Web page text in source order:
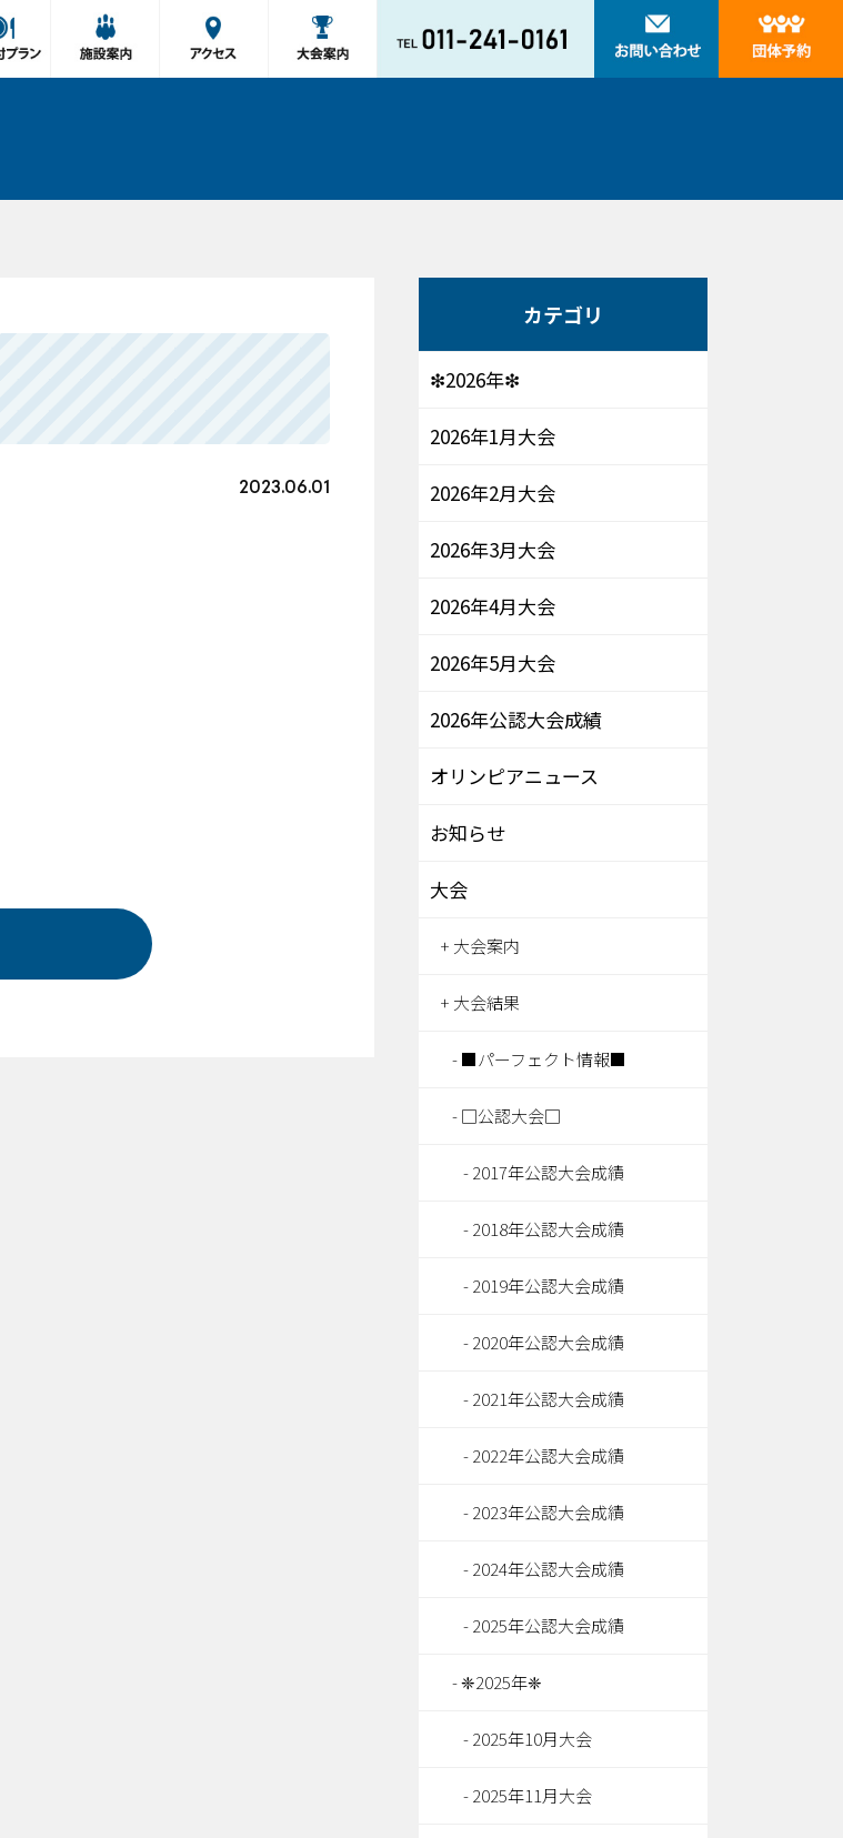
2023.06.01
カテゴリ
❇2026年❇
2026年1月大会
2026年2月大会
2026年3月大会
2026年4月大会
2026年5月大会
2026年公認大会成績
オリンピアニュース
お知らせ
大会
大会案内
大会結果
■パーフェクト情報■
□公認大会□
2017年公認大会成績
2018年公認大会成績
2019年公認大会成績
2020年公認大会成績
2021年公認大会成績
2022年公認大会成績
2023年公認大会成績
2024年公認大会成績
2025年公認大会成績
❈2025年❈
2025年10月大会
2025年11月大会